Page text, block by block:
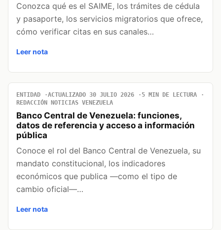
Conozca qué es el SAIME, los trámites de cédula
y pasaporte, los servicios migratorios que ofrece,
cómo verificar citas en sus canales…
Leer nota
ENTIDAD ACTUALIZADO 30 JULIO 2026
5 MIN DE LECTURA
REDACCIÓN NOTICIAS VENEZUELA
Banco Central de Venezuela: funciones,
datos de referencia y acceso a información
pública
Conoce el rol del Banco Central de Venezuela, su
mandato constitucional, los indicadores
económicos que publica —como el tipo de
cambio oficial—…
Leer nota